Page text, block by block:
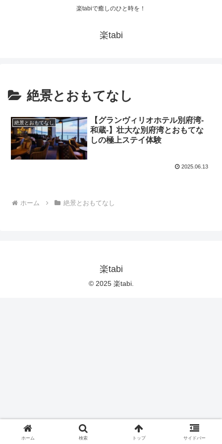
楽tabiで癒しのひと時を！
楽tabi
絶景とおもてなし
絶景とおもてなし
【グランヴィリオホテル別府湾-
和蔵-】壮大な別府湾とおもてな
しの極上ステイ体験
2025.06.13
ホーム 絶景とおもてなし
楽tabi
© 2025 楽tabi.
ホーム 検索 トップ サイドバー